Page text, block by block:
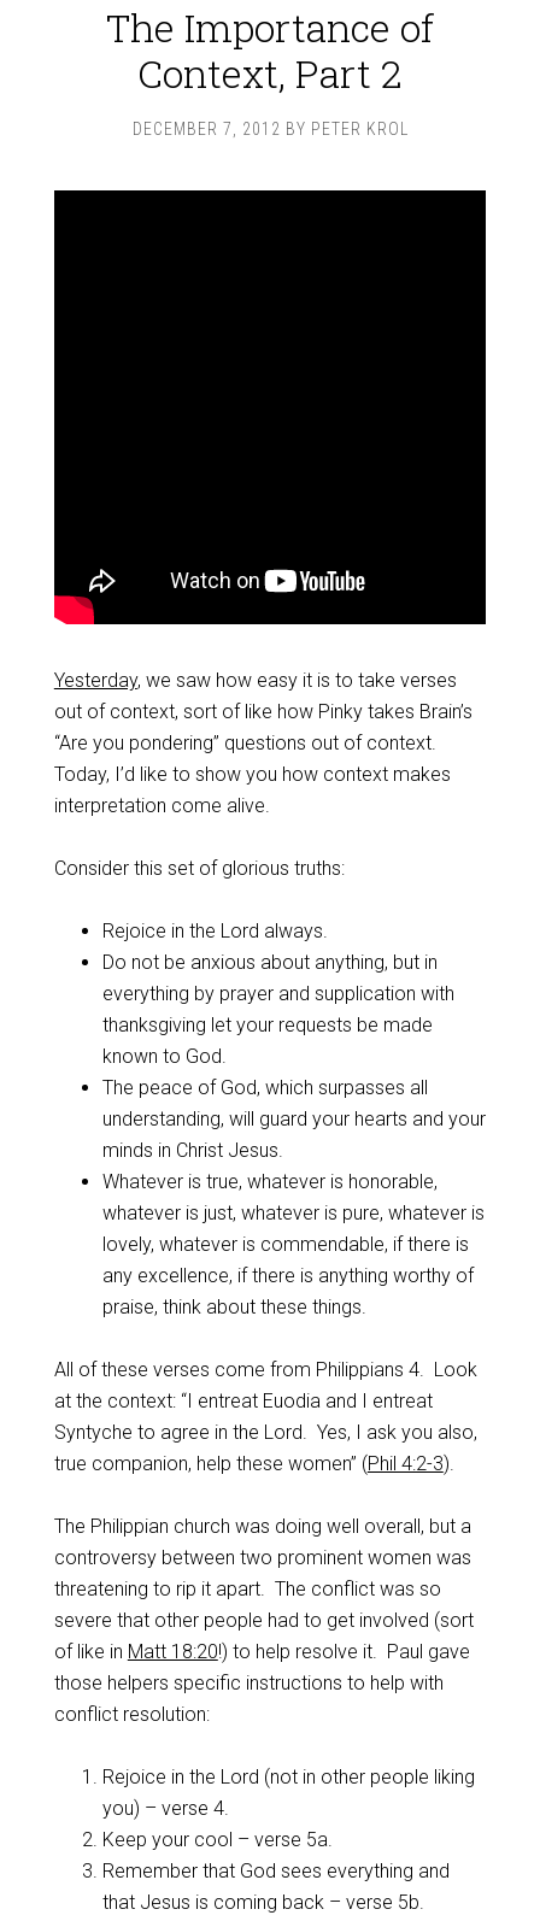
The Importance of
Context, Part 2
DECEMBER 7, 2012 BY PETER KROL
Yesterday, we saw how easy it is to take verses
out of context, sort of like how Pinky takes Brain’s
“Are you pondering” questions out of context.
Today, I’d like to show you how context makes
interpretation come alive.
Consider this set of glorious truths:
Rejoice in the Lord always.
Do not be anxious about anything, but in
everything by prayer and supplication with
thanksgiving let your requests be made
known to God.
The peace of God, which surpasses all
understanding, will guard your hearts and your
minds in Christ Jesus.
Whatever is true, whatever is honorable,
whatever is just, whatever is pure, whatever is
lovely, whatever is commendable, if there is
any excellence, if there is anything worthy of
praise, think about these things.
All of these verses come from Philippians 4. Look
at the context: “I entreat Euodia and I entreat
Syntyche to agree in the Lord. Yes, I ask you also,
true companion, help these women” (Phil 4:2-3).
The Philippian church was doing well overall, but a
controversy between two prominent women was
threatening to rip it apart. The conflict was so
severe that other people had to get involved (sort
of like in Matt 18:20!) to help resolve it. Paul gave
those helpers specific instructions to help with
conflict resolution:
Rejoice in the Lord (not in other people liking
you) – verse 4.
Keep your cool – verse 5a.
Remember that God sees everything and
that Jesus is coming back – verse 5b.